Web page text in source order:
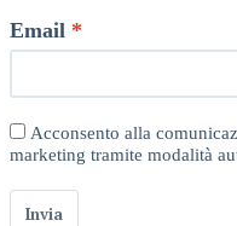
Email
Acconsento alla
marketing tramite modalità
Invia